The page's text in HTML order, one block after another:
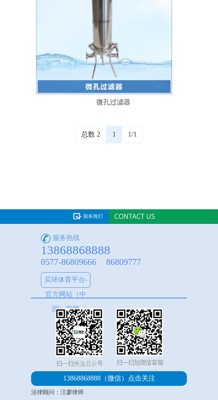
微孔过滤器
总数 2 1 1/1
服务热线
13868868888
0577-86809666 86809777
买球体育平台-
官方网站（中
国）官网
13868868888（微信） 点击关注
法律顾问：汪廖律师